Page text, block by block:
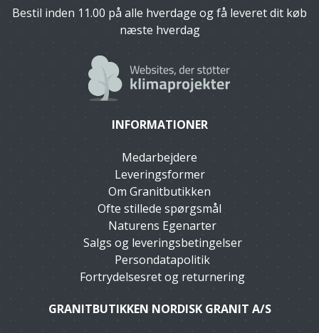
Bestil inden 11.00 på alle hverdage og få leveret dit køb
næste hverdag
INFORMATIONER
Medarbejdere
Leveringsformer
Om Granitbutikken
Ofte stillede spørgsmål
Naturens Egenarter
Salgs og leveringsbetingelser
Persondatapolitik
Fortrydelsesret og returnering
GRANITBUTIKKEN NORDISK GRANIT A/S